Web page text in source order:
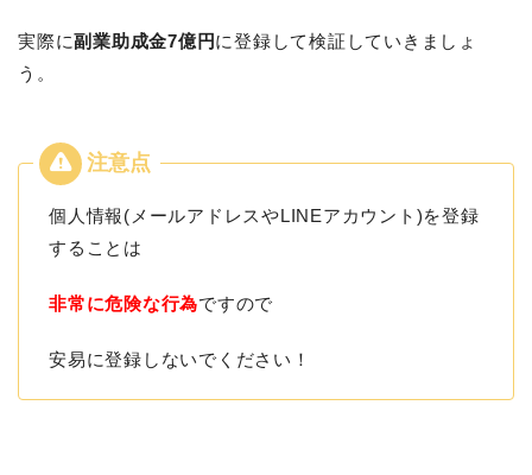
実際に副業助成金7億円に登録して検証していきましょ
う。
個人情報(メールアドレスやLINEアカウント)を登録
することは
非常に危険な行為ですので
安易に登録しないでください！